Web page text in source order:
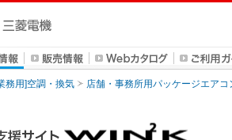
務用]空調・換気 店舗・事務所用パッケージエアコ